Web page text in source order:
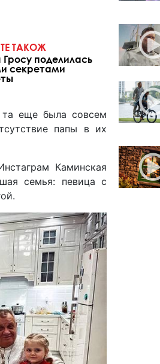
ТАКОЖ
Гросу поделилась
секретами
та еще была совсем
папы в их
Каминская
семья: певица с